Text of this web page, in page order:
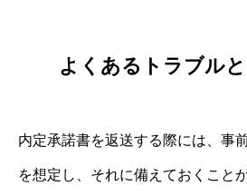
よくあるトラブル
内定承諾書を返送する際には、事
を想定し、それに備えておくこと